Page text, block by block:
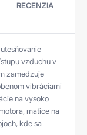
RECENZIA
vzduchu v
zamedzuje
vibráciami
na vysoko
matice na
kde sa